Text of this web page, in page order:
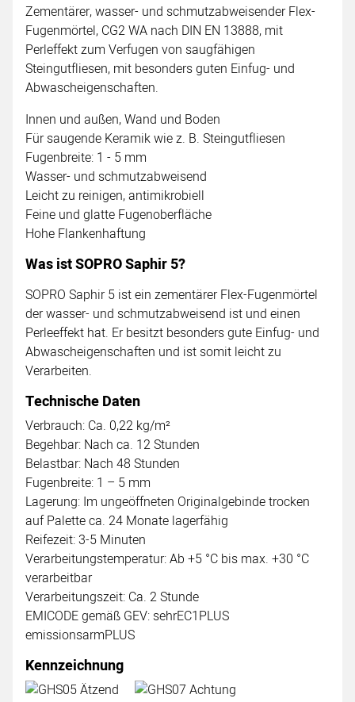
Zementärer, wasser- und schmutzabweisender Flex-
Fugenmörtel, CG2 WA nach DIN EN 13888, mit
Perleffekt zum Verfugen von saugfähigen
Steingutfliesen, mit besonders guten Einfug- und
Abwascheigenschaften.
Innen und außen, Wand und Boden
Für saugende Keramik wie z. B. Steingutfliesen
Fugenbreite: 1 - 5 mm
Wasser- und schmutzabweisend
Leicht zu reinigen, antimikrobiell
Feine und glatte Fugenoberfläche
Hohe Flankenhaftung
Was ist SOPRO Saphir 5?
SOPRO Saphir 5 ist ein zementärer Flex-Fugenmörtel
der wasser- und schmutzabweisend ist und einen
Perleeffekt hat. Er besitzt besonders gute Einfug- und
Abwascheigenschaften und ist somit leicht zu
Verarbeiten.
Technische Daten
Verbrauch: Ca. 0,22 kg/m²
Begehbar: Nach ca. 12 Stunden
Belastbar: Nach 48 Stunden
Fugenbreite: 1 – 5 mm
Lagerung: Im ungeöffneten Originalgebinde trocken
auf Palette ca. 24 Monate lagerfähig
Reifezeit: 3-5 Minuten
Verarbeitungstemperatur: Ab +5 °C bis max. +30 °C
verarbeitbar
Verarbeitungszeit: Ca. 2 Stunde
EMICODE gemäß GEV: sehrEC1PLUS
emissionsarmPLUS
Kennzeichnung